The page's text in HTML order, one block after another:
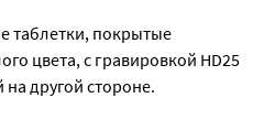
таблетки, покрытые
цвета, с гравировкой HD25
другой стороне.